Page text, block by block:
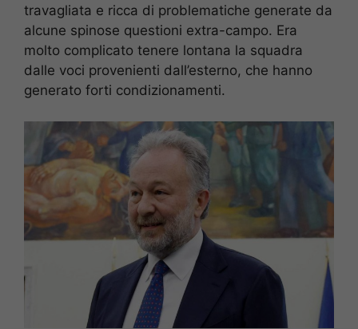
travagliata e ricca di problematiche generate da
alcune spinose questioni extra-campo. Era
molto complicato tenere lontana la squadra
dalle voci provenienti dall’esterno, che hanno
generato forti condizionamenti.